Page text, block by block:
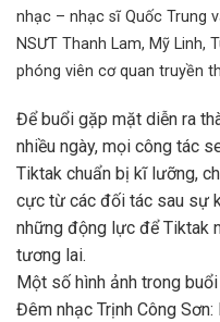
nhạc – nhạc sĩ Quốc Trung
NSƯT Thanh Lam, Mỹ Linh,
phóng viên cơ quan truyền
Để buổi gặp mặt diễn ra
nhiều ngày, mọi công tác
Tiktak chuẩn bị kĩ lưỡng,
cực từ các đối tác sau sự
những động lực để Tiktak
tương lai.
Một số hình ảnh trong
Đêm nhạc Trịnh Công Sơn: